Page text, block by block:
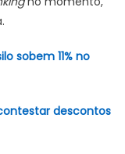
sobem 11% no
descontos